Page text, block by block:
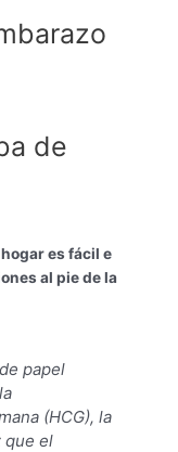
de
es fácil e
al pie de la
papel
(HCG), la
que el